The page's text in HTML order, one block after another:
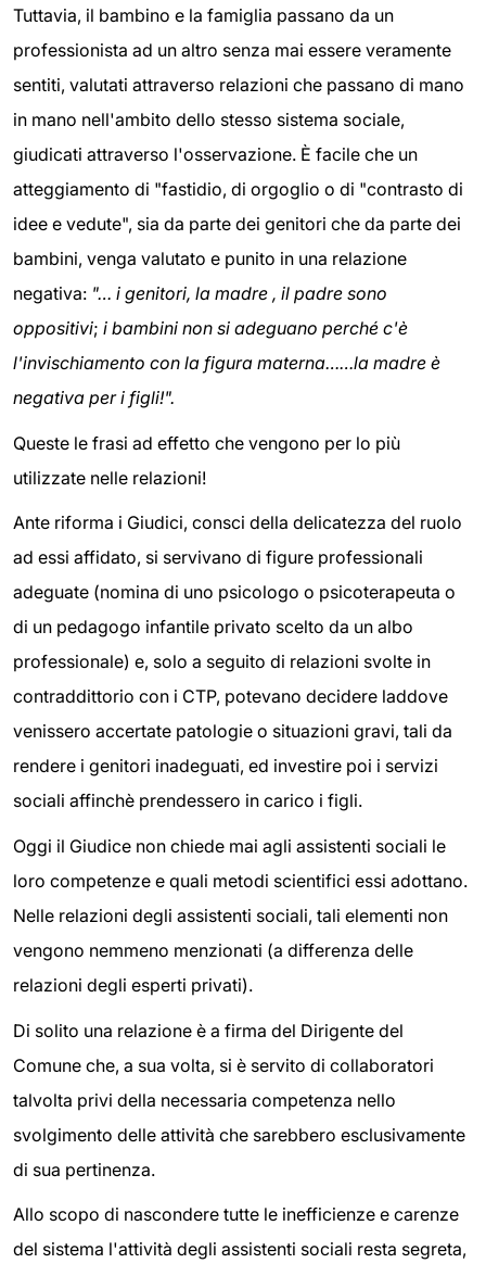
Tuttavia, il bambino e la famiglia passano da un
professionista ad un altro senza mai essere veramente
sentiti, valutati attraverso relazioni che passano di mano
in mano nell'ambito dello stesso sistema sociale,
giudicati attraverso l'osservazione. È facile che un
atteggiamento di "fastidio, di orgoglio o di "contrasto di
idee e vedute", sia da parte dei genitori che da parte dei
bambini, venga valutato e punito in una relazione
negativa: "… i genitori, la madre , il padre sono
oppositivi; i bambini non si adeguano perché c'è
l'invischiamento con la figura materna……la madre è
negativa per i figli!".
Queste le frasi ad effetto che vengono per lo più
utilizzate nelle relazioni!
Ante riforma i Giudici, consci della delicatezza del ruolo
ad essi affidato, si servivano di figure professionali
adeguate (nomina di uno psicologo o psicoterapeuta o
di un pedagogo infantile privato scelto da un albo
professionale) e, solo a seguito di relazioni svolte in
contraddittorio con i CTP, potevano decidere laddove
venissero accertate patologie o situazioni gravi, tali da
rendere i genitori inadeguati, ed investire poi i servizi
sociali affinchè prendessero in carico i figli.
Oggi il Giudice non chiede mai agli assistenti sociali le
loro competenze e quali metodi scientifici essi adottano.
Nelle relazioni degli assistenti sociali, tali elementi non
vengono nemmeno menzionati (a differenza delle
relazioni degli esperti privati).
Di solito una relazione è a firma del Dirigente del
Comune che, a sua volta, si è servito di collaboratori
talvolta privi della necessaria competenza nello
svolgimento delle attività che sarebbero esclusivamente
di sua pertinenza.
Allo scopo di nascondere tutte le inefficienze e carenze
del sistema l'attività degli assistenti sociali resta segreta,